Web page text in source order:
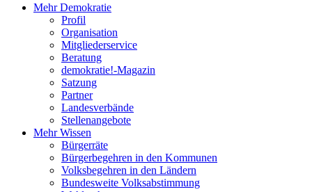
Mehr Demokratie
Profil
Organisation
Mitgliederservice
Beratung
demokratie!-Magazin
Satzung
Partner
Landesverbände
Stellenangebote
Mehr Wissen
Bürgerräte
Bürgerbegehren in den Kommunen
Volksbegehren in den Ländern
Bundesweite Volksabstimmung